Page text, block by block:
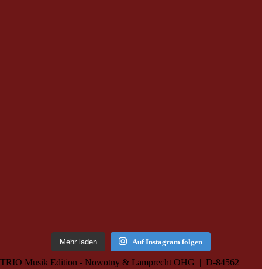
Mehr laden Auf Instagram folgen
TRIO Musik Edition - Nowotny & Lamprecht OHG | D-84562